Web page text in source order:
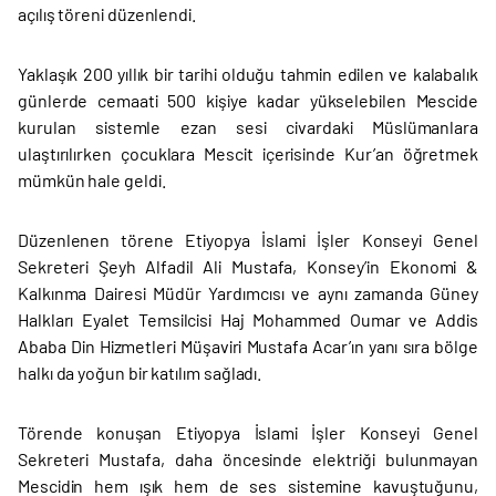
açılış töreni düzenlendi.
Yaklaşık 200 yıllık bir tarihi olduğu tahmin edilen ve kalabalık
günlerde cemaati 500 kişiye kadar yükselebilen Mescide
kurulan sistemle ezan sesi civardaki Müslümanlara
ulaştırılırken çocuklara Mescit içerisinde Kur’an öğretmek
mümkün hale geldi.
Düzenlenen törene Etiyopya İslami İşler Konseyi Genel
Sekreteri Şeyh Alfadil Ali Mustafa, Konsey’in Ekonomi &
Kalkınma Dairesi Müdür Yardımcısı ve aynı zamanda Güney
Halkları Eyalet Temsilcisi Haj Mohammed Oumar ve Addis
Ababa Din Hizmetleri Müşaviri Mustafa Acar’ın yanı sıra bölge
halkı da yoğun bir katılım sağladı.
Törende konuşan Etiyopya İslami İşler Konseyi Genel
Sekreteri Mustafa, daha öncesinde elektriği bulunmayan
Mescidin hem ışık hem de ses sistemine kavuştuğunu,